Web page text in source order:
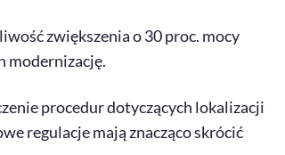
zwiększenia o 30 proc. mocy
modernizację.
procedur dotyczących lokalizacji
regulacje mają znacząco skrócić